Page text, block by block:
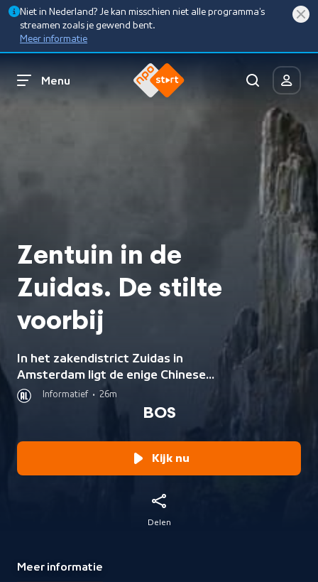
Niet in Nederland? Je kan misschien niet alle programma’s
streamen zoals je gewend bent.
Meer informatie
Menu
Zentuin in de
Zuidas. De stilte
voorbij
In het zakendistrict Zuidas in
Amsterdam ligt de enige Chinese
Penjing tuin, een groene oase waar
mensen rust vinden. Maar de tuin
Informatief • 26m
BOS
Kijk nu
Delen
Meer informatie